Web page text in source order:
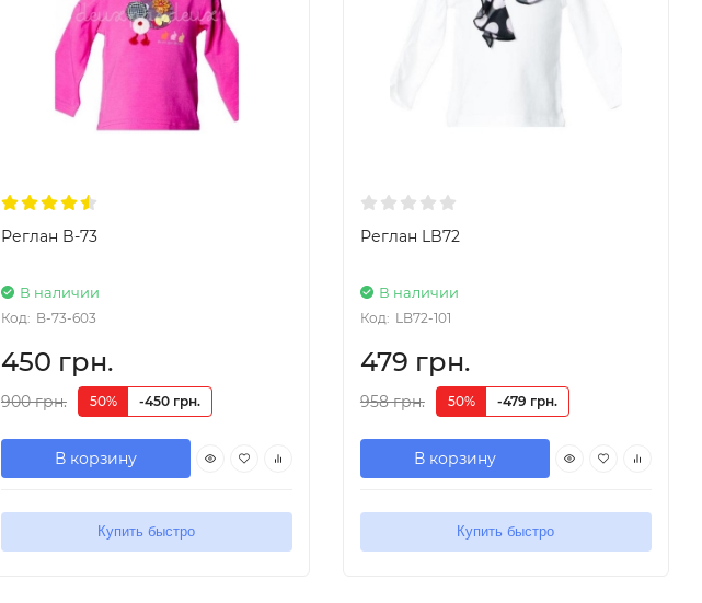
Реглан B-73
В наличии
Код: B-73-603
450 грн.
900 грн. 50% -450 грн.
В корзину
Купить быстро
Реглан LB72
В наличии
Код: LB72-101
479 грн.
958 грн. 50% -479 грн.
В корзину
Купить быстро